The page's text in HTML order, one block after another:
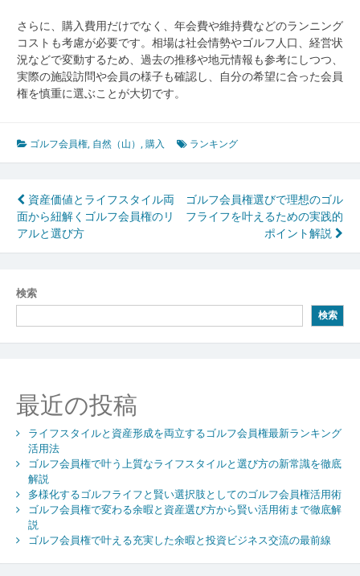
さらに、購入費用だけでなく、年会費や維持費などのランニング
コストも考慮が必要です。相場は社会情勢やゴルフ人口、経営状
況などで変動するため、過去の推移や地元情報も参考にしつつ、
実際の施設訪問や会員の様子も確認し、自分の希望に合った会員
権を慎重に選ぶことが大切です。
ゴルフ会員権, 自然（山） ,購入 ランキング
投
稿
ナ
ビ
ゲ
ー
ョ
ン
資産価値とライフスタイル両
面から紐解くゴルフ会員権のリ
アルと選び方
ゴルフ会員権選びで理想のゴル
フライフを叶えるための実践的
ポイント解説
検索
検索
最近の投稿
ライフスタイルと資産形成を両立するゴルフ会員権最新ランキング
活用法
ゴルフ会員権で叶う上質なライフスタイルと選び方の新常識を徹底
解説
多様化するゴルフライフと賢い選択肢としてのゴルフ会員権活用術
ゴルフ会員権で変わる余暇と資産選び方から賢い活用術まで徹底解
説
ゴルフ会員権で叶える充実した余暇と投資ビジネス交流の最前線